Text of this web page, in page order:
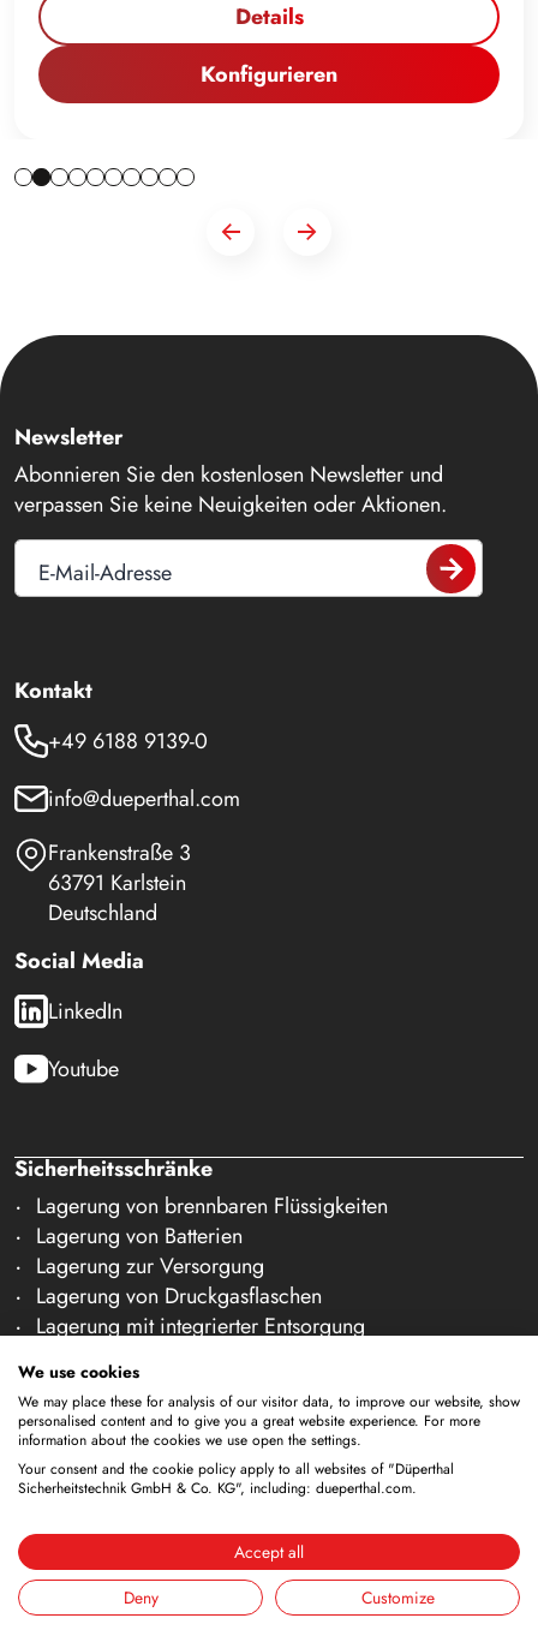
Details
Konfigurieren
Newsletter
Abonnieren Sie den kostenlosen Newsletter und
verpassen Sie keine Neuigkeiten oder Aktionen.
E-Mail-Adresse
Kontakt
+49 6188 9139-0
info@dueperthal.com
Frankenstraße 3
63791 Karlstein
Deutschland
Social Media
LinkedIn
Youtube
Sicherheitsschränke
Lagerung von brennbaren Flüssigkeiten
Lagerung von Batterien
Lagerung zur Versorgung
Lagerung von Druckgasflaschen
Lagerung mit integrierter Entsorgung
Gekühlte Lagerung
Kombinierte Lagerung
Lagerung in Reinräumen
Lagerung von nicht brennbaren Medien
Galerie Zubehör
ANA-Systeme (DÜANA)
Lüftungssysteme
Reinigungstanks
We use cookies
We may place these for analysis of our visitor data, to improve our website, show
personalised content and to give you a great website experience. For more
information about the cookies we use open the settings.
Your consent and the cookie policy apply to all websites of "Düperthal
Sicherheitstechnik GmbH & Co. KG", including: dueperthal.com.
Accept all
Deny
Customize